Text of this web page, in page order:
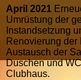
April 2021
Umrüstung der
Instandsetzung
Renovierung der
Austausch der
Duschen und
Clubhaus.